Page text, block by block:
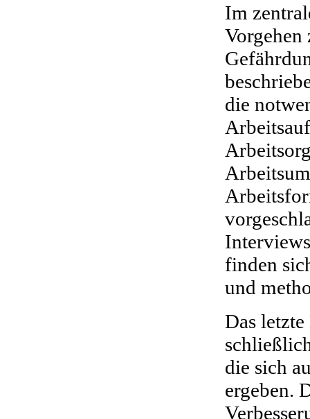
Im
die
finden
und
Das
die sich
ergeben.